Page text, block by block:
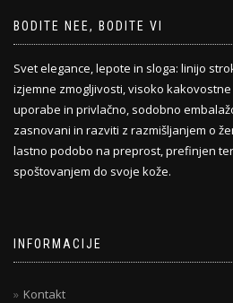
BODITE NEE, BODITE VI
Svet elegance, lepote in sloga: linijo
izjemne zmogljivosti, visoko
uporabe in privlačno, sodobno
zasnovani in razviti z razmišljanjem o
lastno podobo na preprost, prefinjen
spoštovanjem do svoje kože.
INFORMACIJE
Kontakt